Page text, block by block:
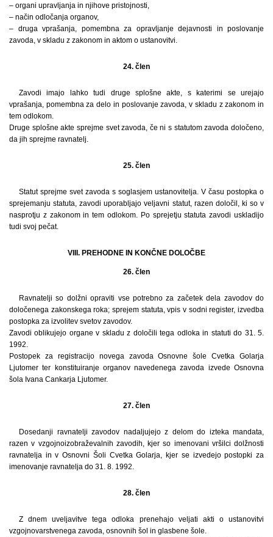
– organi upravljanja in njihove pristojnosti,
– način odločanja organov,
– druga vprašanja, pomembna za opravljanje dejavnosti in poslovanje
zavoda, v skladu z zakonom in aktom o ustanovitvi.
24. člen
Zavodi imajo lahko tudi druge splošne akte, s katerimi se urejajo
vprašanja, pomembna za delo in poslovanje zavoda, v skladu z zakonom in
tem odlokom.
Druge splošne akte sprejme svet zavoda, če ni s statutom zavoda določeno,
da jih sprejme ravnatelj.
25. člen
Statut sprejme svet zavoda s soglasjem ustanovitelja. V času postopka o
sprejemanju statuta, zavodi uporabljajo veljavni statut, razen določil, ki so v
nasprotju z zakonom in tem odlokom. Po sprejetju statuta zavodi uskladijo
tudi svoj pečat.
VIII. PREHODNE IN KONČNE DOLOČBE
26. člen
Ravnatelji so dolžni opraviti vse potrebno za začetek dela zavodov do
določenega zakonskega roka; sprejem statuta, vpis v sodni register, izvedba
postopka za izvolitev svetov zavodov.
Zavodi oblikujejo organe v skladu z določili tega odloka in statuti do 31. 5.
1992.
Postopek za registracijo novega zavoda Osnovne šole Cvetka Golarja
Ljutomer ter konstituiranje organov navedenega zavoda izvede Osnovna
šola Ivana Cankarja Ljutomer.
27. člen
Dosedanji ravnatelji zavodov nadaljujejo z delom do izteka mandata,
razen v vzgojnoizobraževalnih zavodih, kjer so imenovani vršilci dolžnosti
ravnatelja in v Osnovni Šoli Cvetka Golarja, kjer se izvedejo postopki za
imenovanje ravnatelja do 31. 8. 1992.
28. člen
Z dnem uveljavitve tega odloka prenehajo veljati akti o ustanovitvi
vzgojnovarstvenega zavoda, osnovnih šol in glasbene šole.